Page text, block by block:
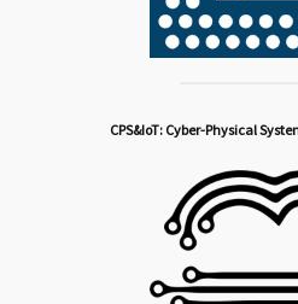
CPS&IoT: Cyber-Physical